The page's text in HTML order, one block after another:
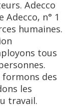
Adecco
Adecco, n° 1
humaines.
tous
des
les
travail.